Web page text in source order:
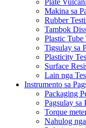
Makina sa
Rubber
Tambok
Plastic
Tigsulay sa
Plasticity
Surface
Lain nga
Instrumento sa
Packaging
Pagsulay sa
Torque
Nahulog